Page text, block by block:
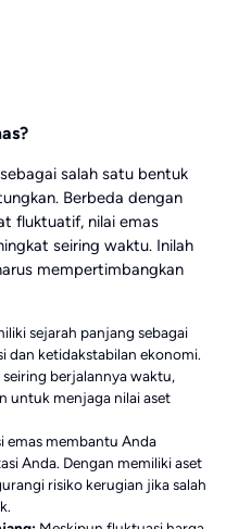
salah satu bentuk
Berbeda dengan
fluktuatif, nilai emas
seiring waktu. Inilah
mempertimbangkan
sejarah panjang sebagai
dan ketidakstabilan ekonomi.
berjalannya waktu,
untuk menjaga nilai aset
emas membantu Anda
Anda. Dengan memiliki aset
risiko kerugian jika salah